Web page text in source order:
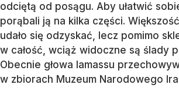
odciętą od posągu. Aby ułatwić
porąbali ją na kilka części.
udało się odzyskać, lecz pomimo
w całość, wciąż widoczne są ślady
Obecnie głowa lamassu
w zbiorach Muzeum Narodowego